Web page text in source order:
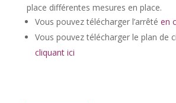
place différentes mesures en place.
Vous pouvez télécharger l’arrêté en
Vous pouvez télécharger le plan de
cliquant ici